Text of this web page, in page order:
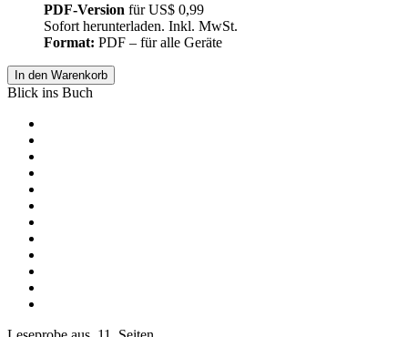
PDF-Version fürUS$ 0,99
Sofort herunterladen. Inkl. MwSt.
Format: PDF – für alle Geräte
In den Warenkorb
Blick ins Buch